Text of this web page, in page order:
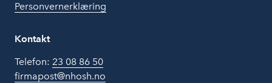
Personvernerklæring
Kontakt
Telefon: 23 08 86 50
firmapost@nhosh.no